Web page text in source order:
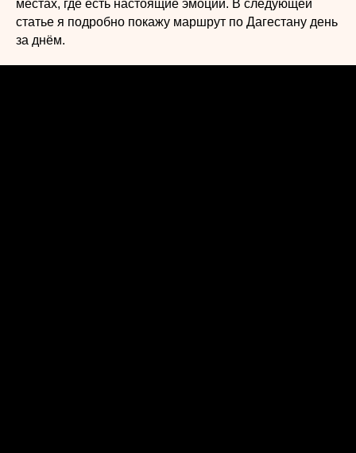
местах, где есть настоящие эмоции. В следующей
статье я подробно покажу маршрут по Дагестану день
за днём.